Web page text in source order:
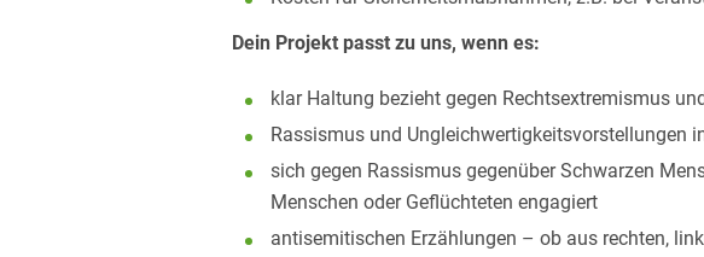
Dein Projekt passt zu uns, wenn es:
klar Haltung bezieht gegen Rechtsextremismus
Rassismus und Ungleichwertigkeitsvorstellungen
sich gegen Rassismus gegenüber Schwarzen
Menschen oder Geflüchteten engagiert
antisemitischen Erzählungen – ob aus rechten,